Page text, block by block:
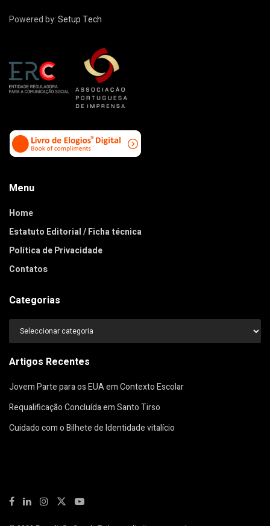
Powered by:Setup Tech
Menu
Home
Estatuto Editorial / Ficha técnica
Política de Privacidade
Contatos
Categorias
Categorias
Artigos Recentes
Jovem Parte para os EUA em Contexto Escolar
Requalificação Concluída em Santo Tirso
Cuidado com o Bilhete de Identidade vitalício